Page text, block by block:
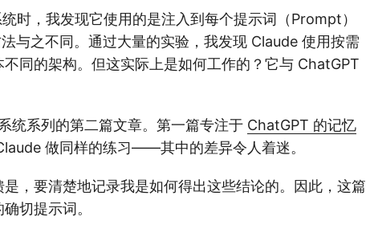
时，我发现它使用的是注入到每个提示词（Prompt）
与之不同。通过大量的实验，我发现 Claude 使用按需
同的架构。但这实际上是如何工作的？它与 ChatGPT
统系列的第二篇文章。第一篇专注于 ChatGPT 的记忆
做同样的练习——其中的差异令人着迷。
，要清楚地记录我是如何得出这些结论的。因此，这篇
切提示词。